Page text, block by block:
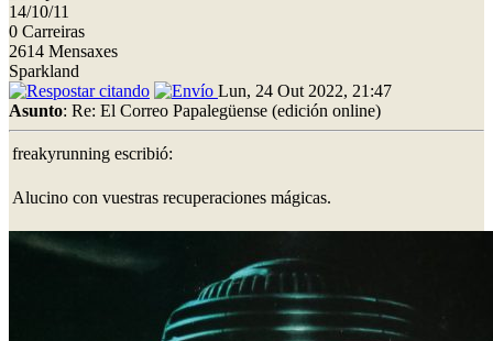
14/10/11
0 Carreiras
2614 Mensaxes
Sparkland
Lun, 24 Out 2022, 21:47
Asunto: Re: El Correo Papalegüense (edición online)
freakyrunning escribió:
Alucino con vuestras recuperaciones mágicas.